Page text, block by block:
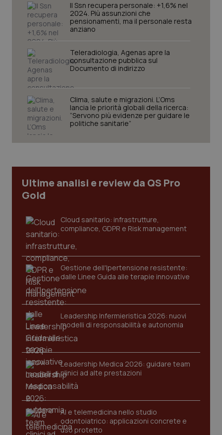
Il Ssn recupera personale: +1,6% nel
2024. Più assunzioni che
pensionamenti, ma il personale resta
anziano
Teleradiologia, Agenas apre la
consultazione pubblica sul
Documento di indirizzo
Clima, salute e migrazioni. L’Oms
lancia le priorità globali della ricerca:
“Servono più evidenze per guidare le
politiche sanitarie”
Ultime analisi e review da QS Pro
Gold
Cloud sanitario: infrastrutture,
compliance, GDPR e Risk management
Gestione dell'Ipertensione resistente:
dalle Linee Guida alle terapie innovative
Leadership Infermieristica 2026: nuovi
modelli di responsabilità e autonomia
Leadership Medica 2026: guidare team
clinici ad alte prestazioni
AI e telemedicina nello studio
odontoiatrico: applicazioni concrete e
uso protetto
I cookie necessari contribuiscono a rendere fruibile il sito web
funzionalità di base quali la navigazione sulle pagine e l'accesso
del sito. Il sito web non è in grado di funzionare correttamente
cookie.
VISITOR_PRIVACY_METADATA
YouTube
.youtube.com
CookieScriptConsent
CookieScript
www.quotidianosanita.it
tracking-sites-ironfish-
tracking-enable
session-id